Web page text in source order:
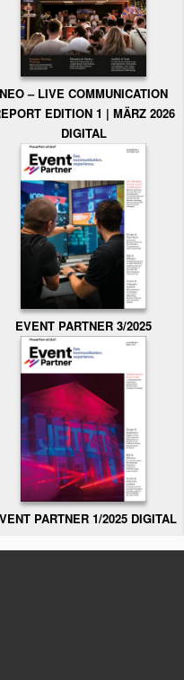
NEO – LIVE COMMUNICATION
EDITION 1 | MÄRZ 2026
DIGITAL
EVENT PARTNER 3/2025
PARTNER 1/2025 DIGITAL